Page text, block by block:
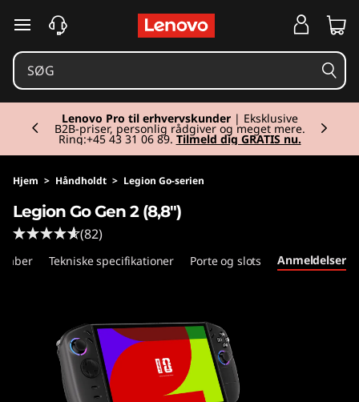
spring til hovedindhold
Lenovo Pro til erhvervskunder| Eksklusive
B2B-priser, personlig rådgiver og meget mere.
Ring:+45 43 31 06 89. Tilmeld dig GRATIS nu.
Currently displaying item 2 of 2
Hjem > Håndholdt > Legion Go-serien
Legion Go Gen 2 (8,8″)
(82)
Tekniske specifikationer Porte og slots Anmeldelser